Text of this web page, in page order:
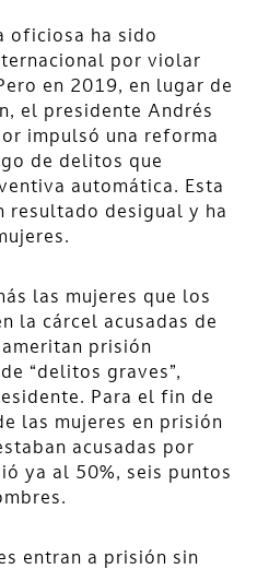
oficiosa ha sido
por violar
en 2019, en lugar de
el presidente Andrés
impulsó una reforma
de delitos que
automática. Esta
resultado desigual y ha
las mujeres que los
la cárcel acusadas de
prisión
“delitos graves”,
Para el fin de
las mujeres en prisión
acusadas por
ya al 50%, seis puntos
entran a prisión sin